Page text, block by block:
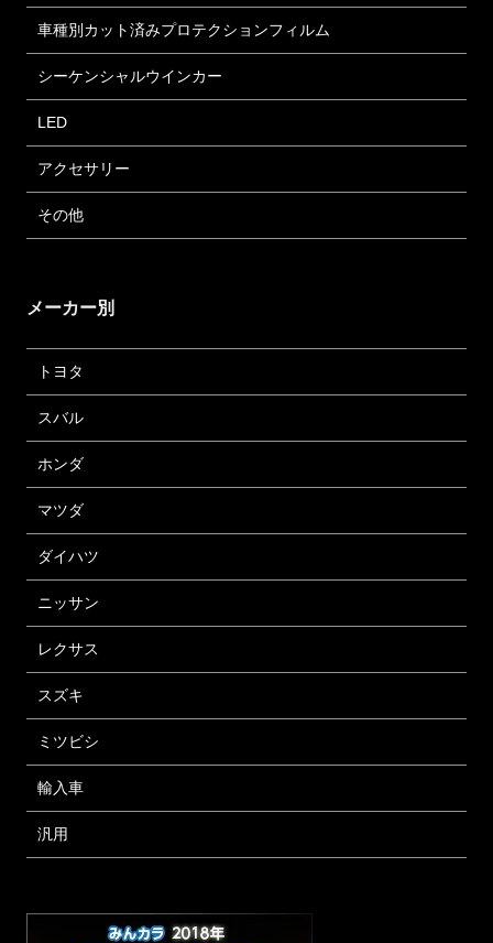
車種別カット済みプロテクションフィルム
シーケンシャルウインカー
LED
アクセサリー
その他
メーカー別
トヨタ
スバル
ホンダ
マツダ
ダイハツ
ニッサン
レクサス
スズキ
ミツビシ
輸入車
汎用